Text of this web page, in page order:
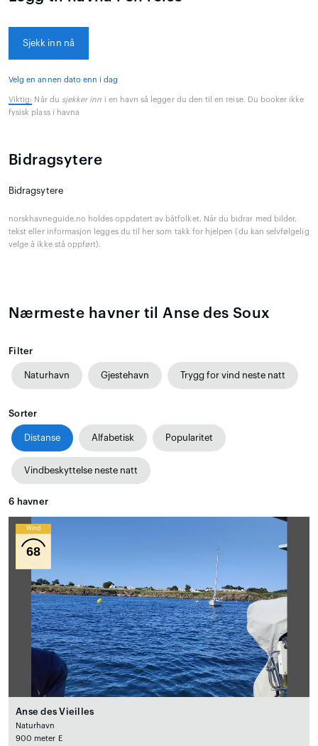
Sjekk inn nå
Velg en annen dato enn i dag
Viktig: Når du sjekker inn i en havn så legger du den til en reise. Du booker ikke
fysisk plass i havna
Bidragsytere
Bidragsytere
norskhavneguide.no holdes oppdatert av båtfolket. Når du bidrar med bilder,
tekst eller informasjon legges du til her som takk for hjelpen (du kan selvfølgelig
velge å ikke stå oppført).
Nærmeste havner til Anse des Soux
Filter
Naturhavn Gjestehavn Trygg for vind neste natt
Sorter
Distanse Alfabetisk Popularitet
Vindbeskyttelse neste natt
6 havner
Wind
68
Anse des Vieilles
Naturhavn
900 meter E